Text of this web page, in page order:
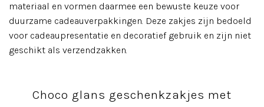
materiaal en vormen daarmee een bewuste keuze voor
duurzame cadeauverpakkingen. Deze zakjes zijn bedoeld
voor cadeaupresentatie en decoratief gebruik en zijn niet
geschikt als verzendzakken.
Choco glans geschenkzakjes met